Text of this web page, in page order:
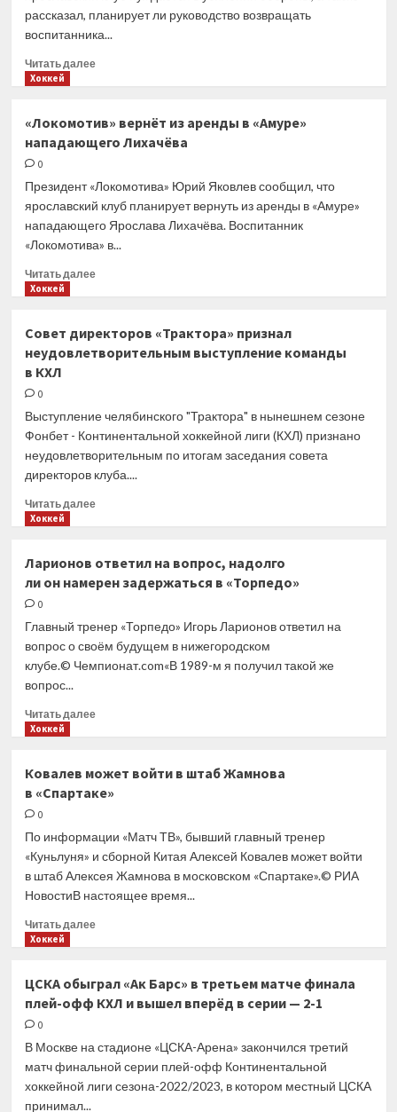
НХЛ
рассказал, планирует ли руководство возвращать
воспитанника...
Читать далееПрочитать
сказали,
планируют
Григория
из Северной
Америки
Хоккей
«Локомотив» вернёт из аренды в «Амуре»
нападающего Лихачёва
0
Президент «Локомотива» Юрий Яковлев сообщил, что
ярославский клуб планирует вернуть из аренды в «Амуре»
нападающего Ярослава Лихачёва. Воспитанник
«Локомотива» в...
Читать далееПрочитать
вернёт
из аренды
Хоккей
Совет директоров «Трактора» признал
неудовлетворительным выступление команды
в КХЛ
0
Выступление челябинского "Трактора" в нынешнем сезоне
Фонбет - Континентальной хоккейной лиги (КХЛ) признано
неудовлетворительным по итогам заседания совета
директоров клуба....
Читать далееПрочитать
директоров
«Трактора»
неудовлетворительным
выступление
команды
в КХЛ
Хоккей
Ларионов ответил на вопрос, надолго
ли он намерен задержаться в «Торпедо»
0
Главный тренер «Торпедо» Игорь Ларионов ответил на
вопрос о своём будущем в нижегородском
клубе.© Чемпионат.com«В 1989-м я получил такой же
вопрос...
Читать далееПрочитать
ответил
на вопрос,
ли он намерен
задержаться
в «Торпедо»
Хоккей
Ковалев может войти в штаб Жамнова
в «Спартаке»
0
По информации «Матч ТВ», бывший главный тренер
«Куньлуня» и сборной Китая Алексей Ковалев может войти
в штаб Алексея Жамнова в московском «Спартаке».© РИА
НовостиВ настоящее время...
Читать далееПрочитать
может
войти
в «Спартаке»
Хоккей
ЦСКА обыграл «Ак Барс» в третьем матче финала
плей-офф КХЛ и вышел вперёд в серии — 2-1
0
В Москве на стадионе «ЦСКА-Арена» закончился третий
матч финальной серии плей-офф Континентальной
хоккейной лиги сезона-2022/2023, в котором местный ЦСКА
принимал...